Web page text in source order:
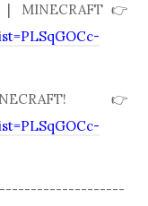
| MINECRAFT👉